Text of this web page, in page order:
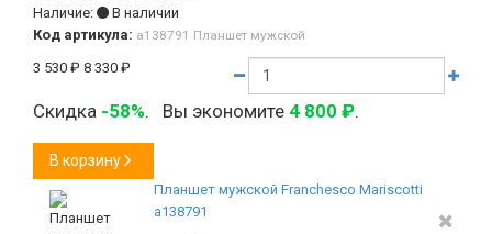
Наличие:
В наличии
Код артикула: а138791 Планшет мужской
3 530 ₽ 8 330 ₽
Скидка -58%. Вы экономите 4 800 ₽.
В корзину
Планшет мужской Franchesco Mariscotti
а138791